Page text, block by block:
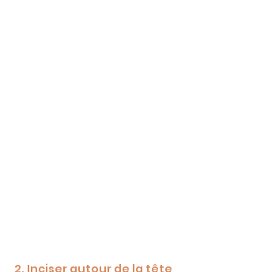
2. Inciser autour de la tête